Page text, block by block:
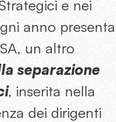
e nei
anno presenta
un altro
separazione
, inserita nella
dei dirigenti